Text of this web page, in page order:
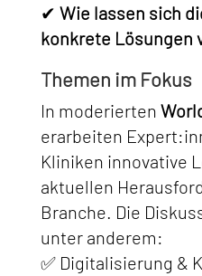
✔ Wie lassen sich
konkrete Lösungen
Themen im Fokus
In moderierten
erarbeiten
Kliniken innovative
aktuellen
Branche. Die
unter anderem:
✅ Digitalisierung &